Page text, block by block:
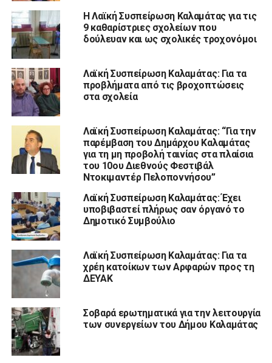
Η Λαϊκή Συσπείρωση Καλαμάτας για τις
9 καθαρίστριες σχολείων που
δούλευαν και ως σχολικές τροχονόμοι
Λαϊκή Συσπείρωση Καλαμάτας: Για τα
προβλήματα από τις βροχοπτώσεις
στα σχολεία
Λαϊκή Συσπείρωση Καλαμάτας: “Για την
παρέμβαση του Δημάρχου Καλαμάτας
για τη μη προβολή ταινίας στα πλαίσια
του 10ου Διεθνούς Φεστιβάλ
Ντοκιμαντέρ Πελοποννήσου”
Λαϊκή Συσπείρωση Καλαμάτας: Έχει
υποβιβαστεί πλήρως σαν όργανό το
Δημοτικό Συμβούλιο
Λαϊκή Συσπείρωση Καλαμάτας: Για τα
χρέη κατοίκων των Αρφαρών προς τη
ΔΕΥΑΚ
Σοβαρά ερωτηματικά για την λειτουργία
των συνεργείων του Δήμου Καλαμάτας